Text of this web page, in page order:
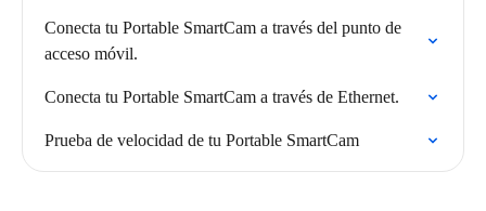
Conecta tu Portable SmartCam a través del punto de
acceso móvil.
Conecta tu Portable SmartCam a través de Ethernet.
Prueba de velocidad de tu Portable SmartCam